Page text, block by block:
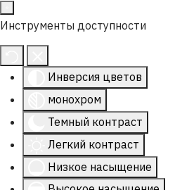
Инструменты доступности
Инверсия цветов
монохром
Темный контраст
Легкий контраст
Низкое насыщение